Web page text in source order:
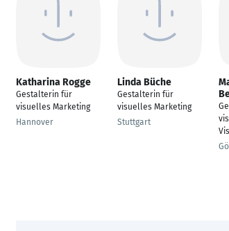
Katharina Rogge
Gestalterin für
visuelles Marketing
Hannover
Linda Büche
Gestalterin für
visuelles Marketing
Stuttgart